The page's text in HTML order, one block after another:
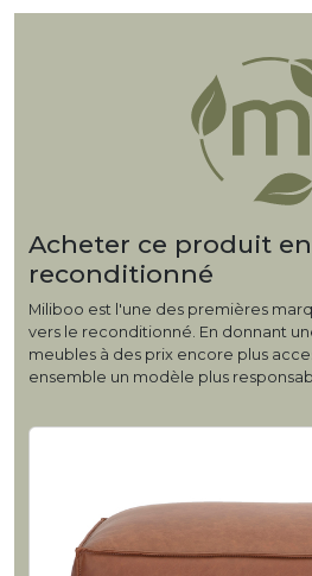
Acheter ce produit en
reconditionné
Miliboo est l'une des premières
vers le reconditionné. En donnant
meubles à des prix encore plus
ensemble un modèle plus